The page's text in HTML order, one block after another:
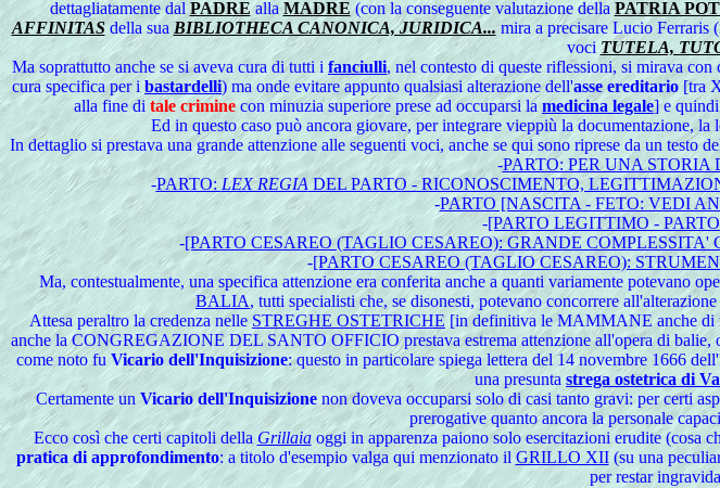
dettagliatamente dal PADREallaMADRE(con la conseguente valutazione della PATRIA
AFFINITASdella sua BIBLIOTHECA CANONICA, JURIDICA... mira a precisare Lucio Ferraris
vociTUTELA,
Ma soprattutto anche se si aveva cura di tutti i fanciulli, nel contesto di queste riflessioni, si mirava
cura specifica per ibastardelli) ma onde evitare appunto qualsiasi alterazione dell'asse ereditario [tra
alla fine ditale crimine con minuzia superiore prese ad occuparsi la medicina legale] e
Ed in questo caso può ancora giovare, per integrare vieppiù la documentazione, la
In dettaglio si prestava una grande attenzione alle seguenti voci, anche se qui sono riprese da un
-PARTO: PER UNA
-PARTO: LEX REGIADEL PARTO - RICONOSCIMENTO,
-PARTO [NASCITA - FETO: VEDI
-[PARTO LEGITTIMO -
-[PARTO CESAREO (TAGLIO CESAREO): GRANDE
-[PARTO CESAREO (TAGLIO CESAREO):
Ma, contestualmente, una specifica attenzione era conferita anche a quanti variamente potevano
BALIA, tutti specialisti che, se disonesti, potevano concorrere
Attesa peraltro la credenza nelle STREGHE OSTETRICHE [in definitiva le MAMMANE anche di
anche la CONGREGAZIONE DEL SANTO OFFICIO prestava estrema attenzione all'opera di balie,
come noto fu Vicario dell'Inquisizione: questo in particolare spiega lettera del 14 novembre 1666
una presunta strega ostetrica di
Certamente un Vicario dell'Inquisizionenon doveva occuparsi solo di casi tanto gravi: per certi
prerogative quanto ancora la personale
Ecco così che certi capitoli dellaGrillaiaoggi in apparenza paiono solo esercitazioni erudite (cosa
pratica di approfondimento: a titolo d'esempio valga qui menzionato ilGRILLO XII(su una
per restar